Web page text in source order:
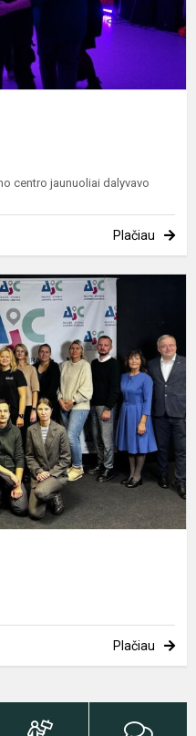
centro jaunuoliai dalyvavo
Plačiau
Plačiau